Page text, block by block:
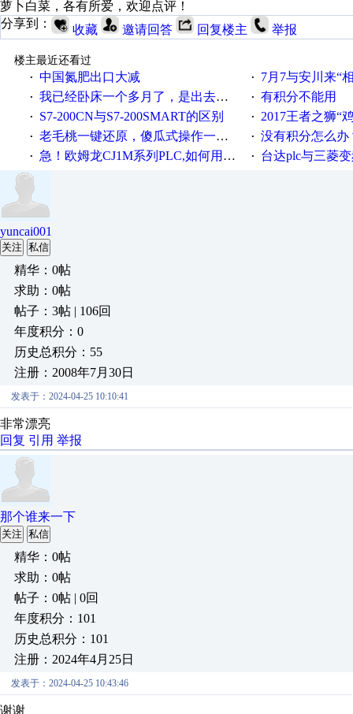
萝卜白菜，各有所爱，欢迎点评！
分享到：
收藏 邀请回答 回复楼主 举报
楼主最近还看过
· 中国氮肥出口大减 · 7月7与安川来“
· 我已经卧床一个多月了，是出去安装机械手在高速遭遇车祸所致:大家工作都要特别注意啊 · 有积分不能用
· S7-200CN与S7-200SMART的区别 · 2017王者之狮“鸡”情签到
· 老毛桃一键还原，傻瓜式操作一键轻松备份还原；程序为向导式安装，一键即可实现自动备份或还原系统。 · 没有积分怎么办
· 急！欧姆龙CJ1M系列PLC,如何用时间控制变频器。要求时间在组态王中可以自由输入！拜托各位大神了！ · 台达plc与三菱
yuncai001
关注 私信
精华：0帖
求助：0帖
帖子：3帖 | 106回
年度积分：0
历史总积分：55
注册：2008年7月30日
发表于：2024-04-25 10:10:41
非常漂亮
回复 引用 举报
那个谁来一下
关注 私信
精华：0帖
求助：0帖
帖子：0帖 | 0回
年度积分：101
历史总积分：101
注册：2024年4月25日
发表于：2024-04-25 10:43:46
谢谢